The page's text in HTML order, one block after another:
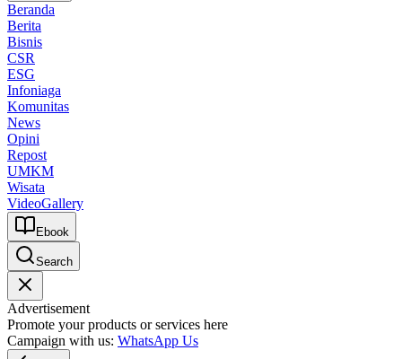
Beranda
Berita
Bisnis
CSR
ESG
Infoniaga
Komunitas
News
Opini
Repost
UMKM
Wisata
VideoGallery
Ebook
Search
Advertisement
Promote your products or services here
Campaign with us: WhatsApp Us